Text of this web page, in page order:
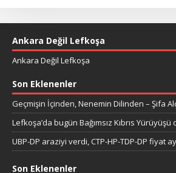
Ankara Değil Lefkoşa
Ankara Değil Lefkoşa
Son Eklenenler
Geçmişin İçinden, Nenemin Dilinden – Şifa
Lefkoşa’da bugün Bağımsız Kıbrıs
UBP-DP araziyi verdi, CTP-HP-TDP-DP fiyat
Son Eklenenler